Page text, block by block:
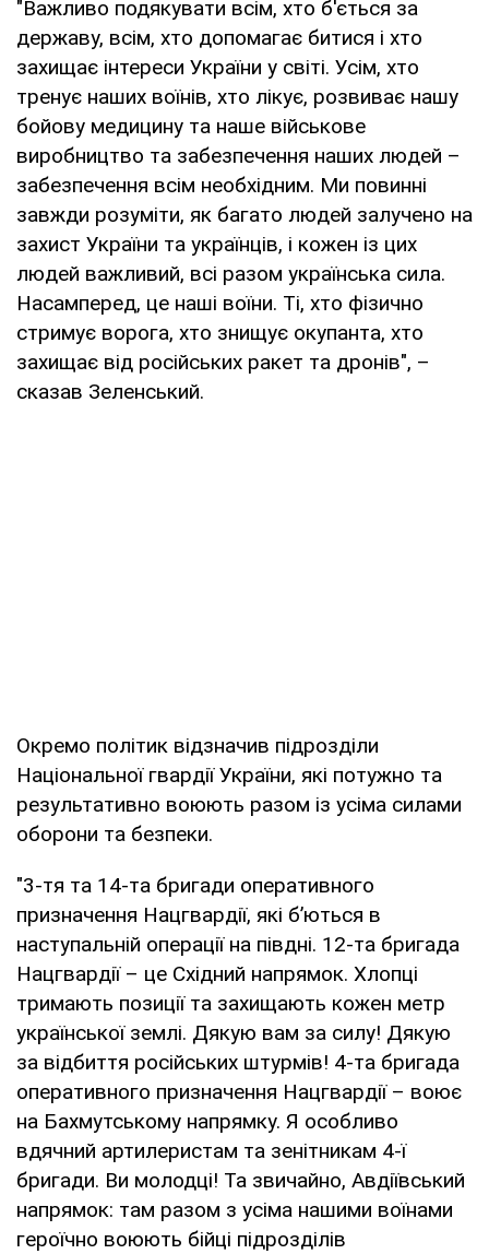
"Важливо подякувати всім, хто б'ється за
державу, всім, хто допомагає битися і хто
захищає інтереси України у світі. Усім, хто
тренує наших воїнів, хто лікує, розвиває нашу
бойову медицину та наше військове
виробництво та забезпечення наших людей –
забезпечення всім необхідним. Ми повинні
завжди розуміти, як багато людей залучено на
захист України та українців, і кожен із цих
людей важливий, всі разом українська сила.
Насамперед, це наші воїни. Ті, хто фізично
стримує ворога, хто знищує окупанта, хто
захищає від російських ракет та дронів", –
сказав Зеленський.
Окремо політик відзначив підрозділи
Національної гвардії України, які потужно та
результативно воюють разом із усіма силами
оборони та безпеки.
"3-тя та 14-та бригади оперативного
призначення Нацгвардії, які бʼються в
наступальній операції на півдні. 12-та бригада
Нацгвардії – це Східний напрямок. Хлопці
тримають позиції та захищають кожен метр
української землі. Дякую вам за силу! Дякую
за відбиття російських штурмів! 4-та бригада
оперативного призначення Нацгвардії – воює
на Бахмутському напрямку. Я особливо
вдячний артилеристам та зенітникам 4-ї
бригади. Ви молодці! Та звичайно, Авдіївський
напрямок: там разом з усіма нашими воїнами
героїчно воюють бійці підрозділів